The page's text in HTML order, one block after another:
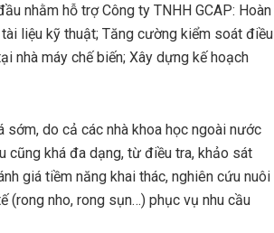
nhằm hỗ trợ Công ty TNHH GCAP: Hoàn
liệu kỹ thuật; Tăng cường kiểm soát điều
nhà máy chế biến; Xây dựng kế hoạch
do cả các nhà khoa học ngoài nước
cũng khá đa dạng, từ điều tra, khảo sát
giá tiềm năng khai thác, nghiên cứu nuôi
(rong nho, rong sụn…) phục vụ nhu cầu